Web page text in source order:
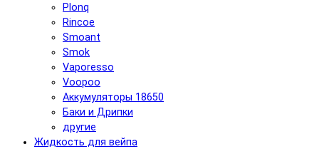
Plonq
Rincoe
Smoant
Smok
Vaporesso
Voopoo
Аккумуляторы 18650
Баки и Дрипки
другие
Жидкость для вейпа